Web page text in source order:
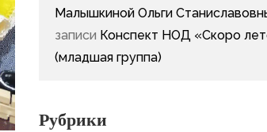
Малышкиной Ольги
записи Конспект НОД «Скоро
(младшая группа)
Рубрики